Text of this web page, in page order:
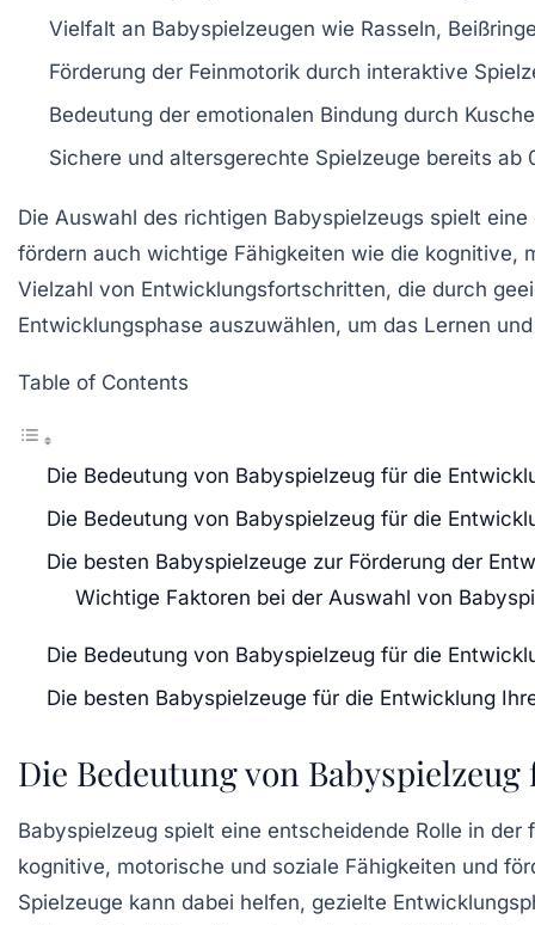
Vielfalt an Babyspielzeugen wie Rasseln,
Förderung der Feinmotorik durch interaktive
Bedeutung der emotionalen Bindung durch
Sichere und altersgerechte Spielzeuge bereits ab
Die Auswahl des richtigen Babyspielzeugs spielt
fördern auch wichtige Fähigkeiten wie die kognitive,
Vielzahl von Entwicklungsfortschritten, die durch
Entwicklungsphase auszuwählen, um das Lernen
Table of Contents
Die Bedeutung von Babyspielzeug für die
Die Bedeutung von Babyspielzeug für die
Die besten Babyspielzeuge zur Förderung der
Wichtige Faktoren bei der Auswahl von
Die Bedeutung von Babyspielzeug für die
Die besten Babyspielzeuge für die Entwicklung
Die Bedeutung von
Babyspielzeug spielt eine entscheidende Rolle in der
kognitive, motorische und soziale Fähigkeiten und
Spielzeuge kann dabei helfen, gezielte